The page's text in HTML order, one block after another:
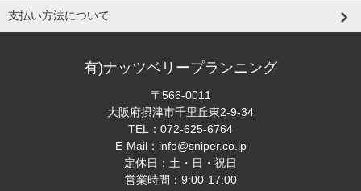
支払い方法について
有)ナッツベリープランニング
〒566-0011
大阪府摂津市千里丘東2-9-34
TEL： 072-625-6764
E-Mail： info@sniper.co.jp
定休日：土・日・祝日
営業時間：9:00-17:00